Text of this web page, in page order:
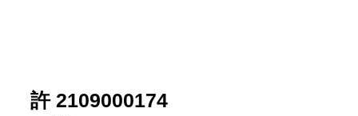
許 2109000174